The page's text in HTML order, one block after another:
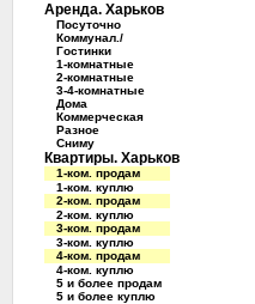
Аренда. Харьков
Посуточно
Коммунал./
Гостинки
1-комнатные
2-комнатные
3-4-комнатные
Дома
Коммерческая
Разное
Сниму
Квартиры. Харьков
1-ком. продам
1-ком. куплю
2-ком. продам
2-ком. куплю
3-ком. продам
3-ком. куплю
4-ком. продам
4-ком. куплю
5 и более продам
5 и более куплю